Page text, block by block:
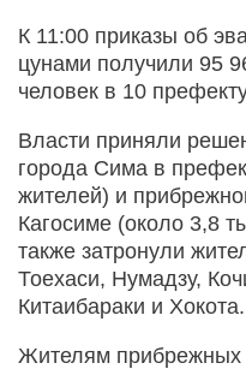
К 11:00 приказы об
цунами получили 95
человек в 10
Власти приняли
города Сима в
жителей) и
Кагосиме (около 3,8
также затронули
Тоехаси, Нумадзу,
Китаибараки и
Жителям прибрежных